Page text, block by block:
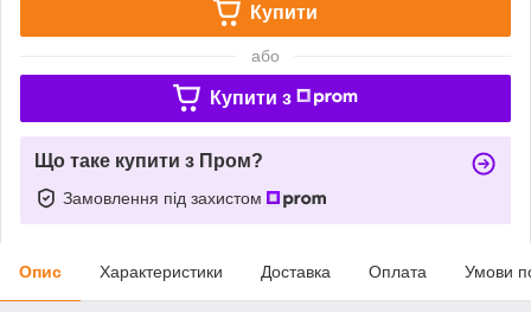
Купити
або
Купити з
Що таке купити з Пром?
Замовлення під захистом
Опис Характеристики Доставка Оплата Умови